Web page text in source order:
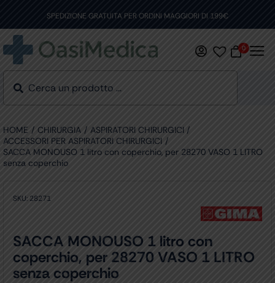
content
SPEDIZIONE GRATUITA PER ORDINI MAGGIORI DI 199€
0
HOME CHIRURGIA
ASPIRATORI CHIRURGICI
ACCESSORI PER ASPIRATORI CHIRURGICI
SACCA MONOUSO 1 litro con coperchio, per 28270 VASO 1 LITRO
senza coperchio
SKU: 28271
SACCA MONOUSO 1 litro con
coperchio, per 28270 VASO 1 LITRO
senza coperchio